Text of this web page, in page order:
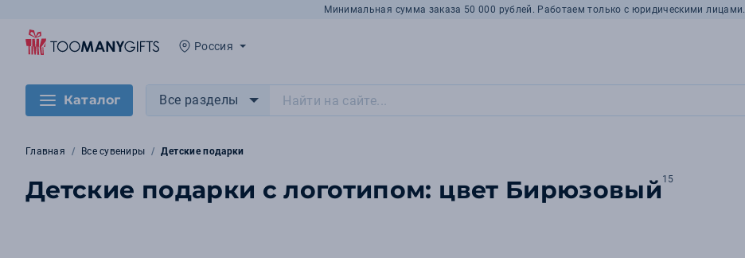
Минимальная сумма заказа 50 000 рублей. Работаем только с юридическими лицами.
Россия
Каталог Все разделы
Главная Все сувениры Детские подарки
Детские подарки с логотипом: цвет Бирюзовый 15